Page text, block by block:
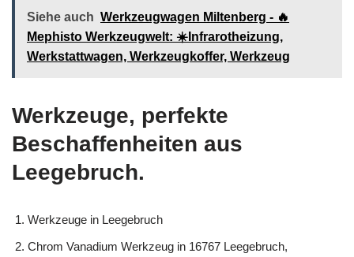
Siehe auch Werkzeugwagen Miltenberg - 🔥
Mephisto Werkzeugwelt: ☀️Infrarotheizung,
Werkstattwagen, Werkzeugkoffer, Werkzeug
Werkzeuge, perfekte
Beschaffenheiten aus
Leegebruch.
Werkzeuge in Leegebruch
Chrom Vanadium Werkzeug in 16767 Leegebruch,